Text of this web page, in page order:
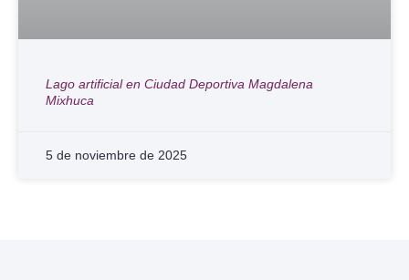
Lago artificial en Ciudad Deportiva Magdalena
Mixhuca
5 de noviembre de 2025